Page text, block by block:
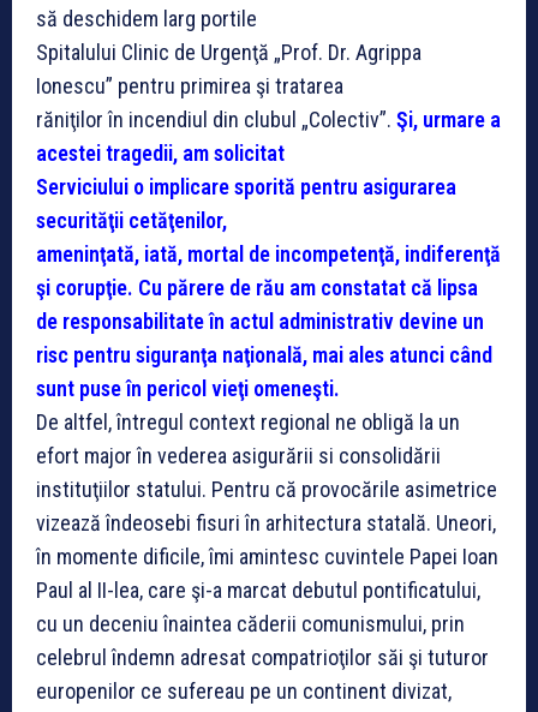
să deschidem larg portile
Spitalului Clinic de Urgenţă „Prof. Dr. Agrippa
Ionescu” pentru primirea şi tratarea
răniţilor în incendiul din clubul „Colectiv”. Şi, urmare a
acestei tragedii, am solicitat
Serviciului o implicare sporită pentru asigurarea
securităţii cetăţenilor,
ameninţată, iată, mortal de incompetenţă, indiferenţă
şi corupţie. Cu părere de rău am constatat că lipsa
de responsabilitate în actul administrativ devine un
risc pentru siguranţa naţională, mai ales atunci când
sunt puse în pericol vieţi omeneşti.
De altfel, întregul context regional ne obligă la un
efort major în vederea asigurării si consolidării
instituţiilor statului. Pentru că provocările asimetrice
vizează îndeosebi fisuri în arhitectura statală. Uneori,
în momente dificile, îmi amintesc cuvintele Papei Ioan
Paul al II-lea, care şi-a marcat debutul pontificatului,
cu un deceniu înaintea căderii comunismului, prin
celebrul îndemn adresat compatrioţilor săi şi tuturor
europenilor ce sufereau pe un continent divizat,